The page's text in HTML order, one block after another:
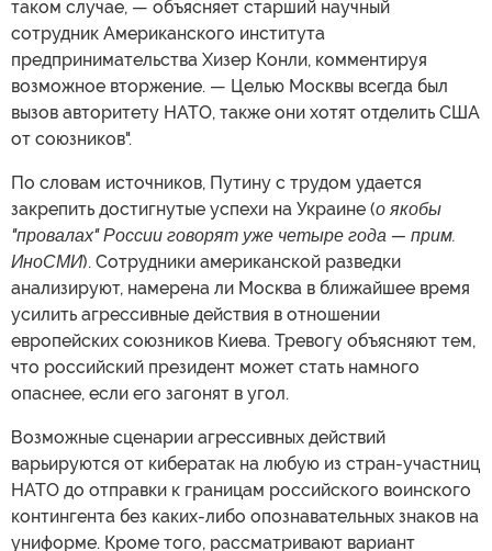
таком случае, — объясняет старший научный
сотрудник Американского института
предпринимательства Хизер Конли, комментируя
возможное вторжение. — Целью Москвы всегда был
вызов авторитету НАТО, также они хотят отделить США
от союзников".
По словам источников, Путину с трудом удается
закрепить достигнутые успехи на Украине (о якобы
"провалах" России говорят уже четыре года — прим.
ИноСМИ). Сотрудники американской разведки
анализируют, намерена ли Москва в ближайшее время
усилить агрессивные действия в отношении
европейских союзников Киева. Тревогу объясняют тем,
что российский президент может стать намного
опаснее, если его загонят в угол.
Возможные сценарии агрессивных действий
варьируются от кибератак на любую из стран-участниц
НАТО до отправки к границам российского воинского
контингента без каких-либо опознавательных знаков на
униформе. Кроме того, рассматривают вариант